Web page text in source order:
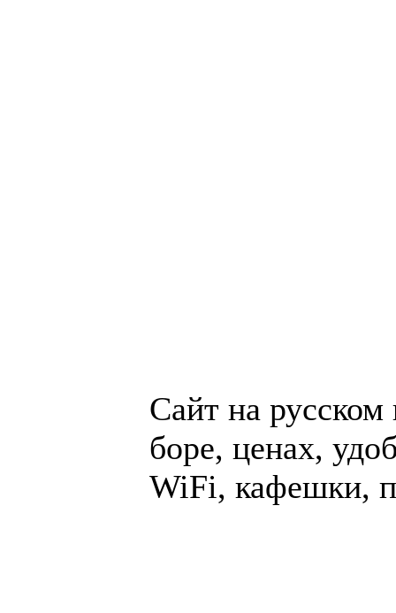
Сайт на
боре, це­нах,
WiFi, ка­феш­ки,